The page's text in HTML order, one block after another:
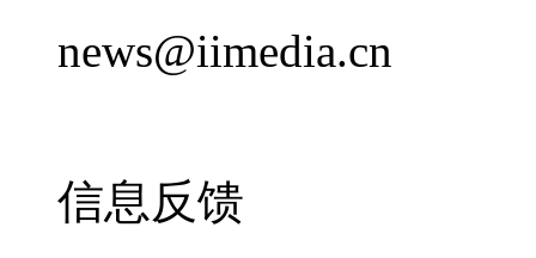
news@iimedia.cn
信息反馈